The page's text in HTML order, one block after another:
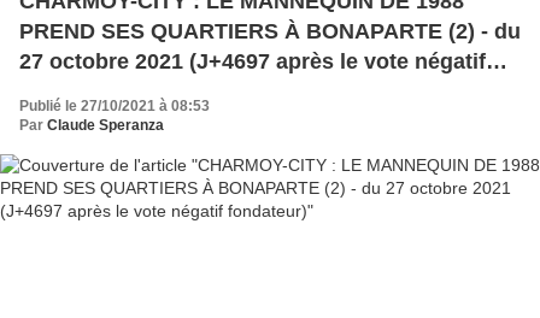
PREND SES QUARTIERS À BONAPARTE (2) - du
27 octobre 2021 (J+4697 après le vote négatif
Publié le 27/10/2021 à 08:53
Par Claude Speranza